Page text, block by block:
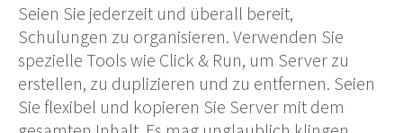
Seien Sie jederzeit und überall bereit,
Schulungen zu organisieren. Verwenden Sie
spezielle Tools wie Click & Run, um Server zu
erstellen, zu duplizieren und zu entfernen. Seien
Sie flexibel und kopieren Sie Server mit dem